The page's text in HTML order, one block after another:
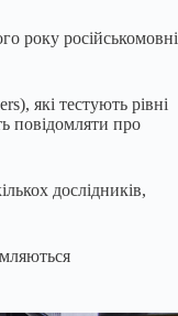
року російськомовні
які тестують рівні
повідомляти про
дослідників,